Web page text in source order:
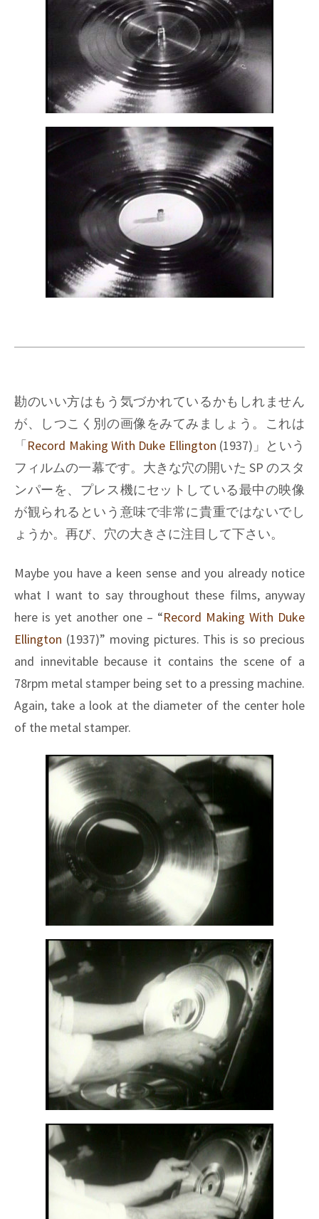
勘のいい方はもう気づかれているかもしれません
が、しつこく別の画像をみてみましょう。これは
「Record Making With Duke Ellington (1937) 」という
フィルムの一幕です。大きな穴の開いた SP のスタ
ンパーを、プレス機にセットしている最中の映像
が観られるという意味で非常に貴重ではないでし
ょうか。再び、穴の大きさに注目して下さい。
Maybe you have a keen sense and you already notice
what I want to say throughout these films, anyway
here is yet another one – “Record Making With Duke
Ellington (1937)” moving pictures. This is so precious
and innevitable because it contains the scene of a
78rpm metal stamper being set to a pressing machine.
Again, take a look at the diameter of the center hole
of the metal stamper.